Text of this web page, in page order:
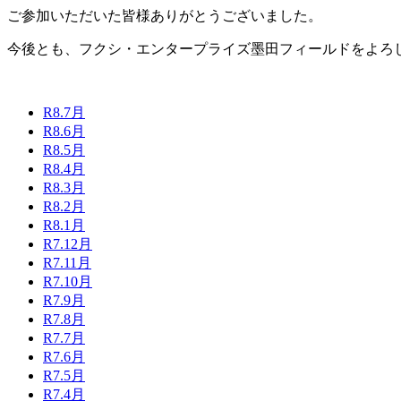
ご参加いただいた皆様ありがとうございました。
今後とも、フクシ・エンタープライズ墨田フィールドをよろ
R8.7月
R8.6月
R8.5月
R8.4月
R8.3月
R8.2月
R8.1月
R7.12月
R7.11月
R7.10月
R7.9月
R7.8月
R7.7月
R7.6月
R7.5月
R7.4月